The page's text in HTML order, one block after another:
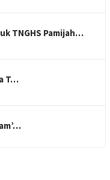
TNGHS Pamijah…
T…